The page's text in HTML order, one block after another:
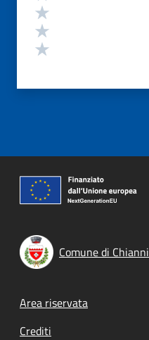
Comune di Chianni
Footer menu
Area riservata
Crediti